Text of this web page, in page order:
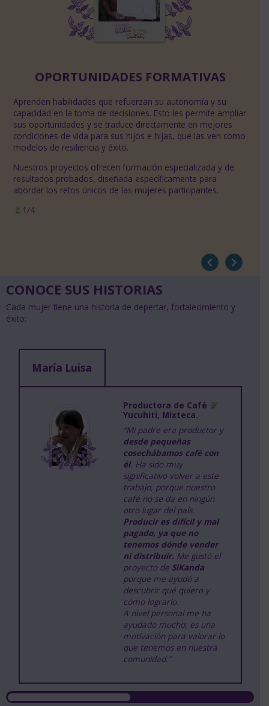
OPORTUNIDADES FORMATIVAS
Aprenden habilidades que refuerzan su autonomía y su
capacidad en la toma de decisiones. Esto les permite ampliar
sus oportunidades y se traduce directamente en mejores
condiciones de vida para sus hijos e hijas, que las ven como
modelos de resiliencia y éxito.
Nuestros proyectos ofrecen formación especializada y de
resultados probados, diseñada específicamente para
abordar los retos únicos de las mujeres participantes.
1/4
CONOCE SUS HISTORIAS
Cada mujer tiene una historia de depertar, fortalecimiento y
éxito:
María Luisa
Productora de Café
Yucuhiti, Mixteca.
“Mi padre era productor y
desde pequeñas
cosechábamos café con
él. Ha sido muy
significativo volver a este
trabajo, porque nuestro
café no se da en ningún
otro lugar del país.
Producir es difícil y mal
pagado, ya que no
tenemos dónde vender
ni distribuir. Me gustó el
proyecto de SiKanda
porque me ayudó a
descubrir qué quiero y
cómo lograrlo.
A nivel personal me ha
ayudado mucho; es una
motivación para valorar lo
que tenemos en nuestra
comunidad.”